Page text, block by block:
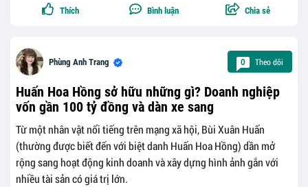
Thích Bình luận Chia sẻ
Phùng Anh Trang 0 Theo dõi
Huấn Hoa Hồng sở hữu những gì? Doanh nghiệp
vốn gần 100 tỷ đồng và dàn xe sang
Từ một nhân vật nổi tiếng trên mạng xã hội, Bùi Xuân Huấn
(thường được biết đến với biệt danh Huấn Hoa Hồng) dần mở
rộng sang hoạt động kinh doanh và xây dựng hình ảnh gắn với
nhiều tài sản có giá trị lớn.